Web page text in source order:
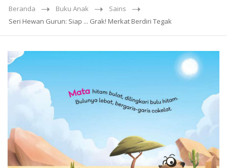
Beranda Buku Anak
Sains
Seri Hewan Gurun: Siap ... Grak! Merkat Berdiri Tegak